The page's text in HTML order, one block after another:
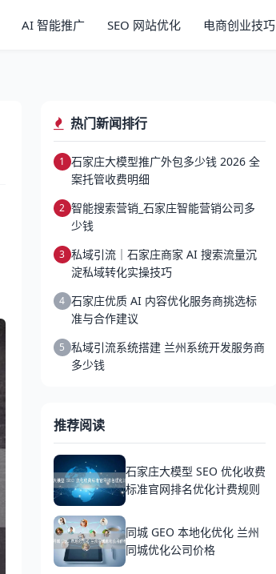
AI 智能推广 SEO 网站优化 电商创业技巧
热门新闻排行
1 石家庄大模型推广外包多少钱 2026 全
案托管收费明细
2 智能搜索营销_石家庄智能营销公司多
少钱
3 私域引流｜石家庄商家 AI 搜索流量沉
淀私域转化实操技巧
4 石家庄优质 AI 内容优化服务商挑选标
准与合作建议
5 私域引流系统搭建 兰州系统开发服务商
多少钱
推荐阅读
石家庄大模型 SEO 优化收费
标准官网排名优化计费规则
同城 GEO 本地化优化 兰州
同城优化公司价格